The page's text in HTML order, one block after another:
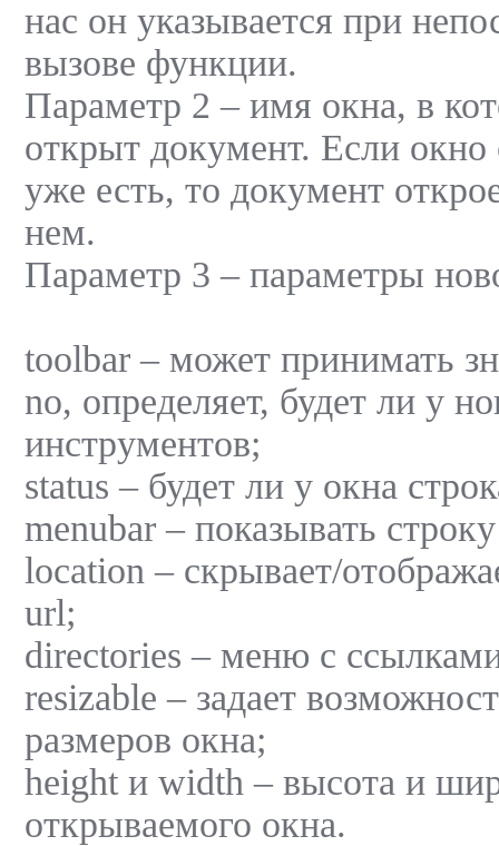
нас он указывается при
вызове функции.
Параметр 2 – имя окна, в
открыт документ. Если
уже есть, то документ
нем.
Параметр 3 – параметры
toolbar – может принимать
no, определяет, будет ли у
инструментов;
status – будет ли у окна
menubar – показывать
location – скрывает/
url;
directories – меню с
resizable – задает
размеров окна;
height и width – высота и
открываемого окна.